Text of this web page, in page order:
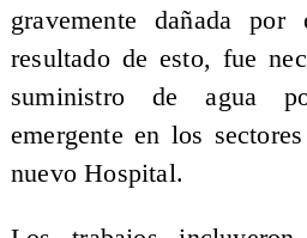
gravemente dañada
resultado de esto, fue
suministro de agua
emergente en los
nuevo Hospital.